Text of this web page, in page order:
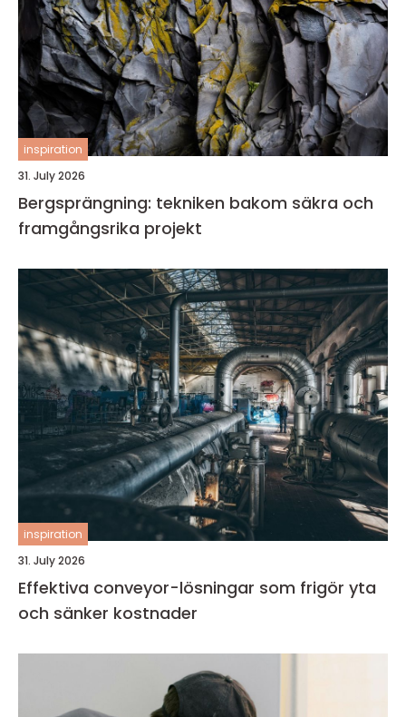
inspiration
31. July 2026
Bergsprängning: tekniken bakom säkra och
framgångsrika projekt
inspiration
31. July 2026
Effektiva conveyor-lösningar som frigör yta
och sänker kostnader